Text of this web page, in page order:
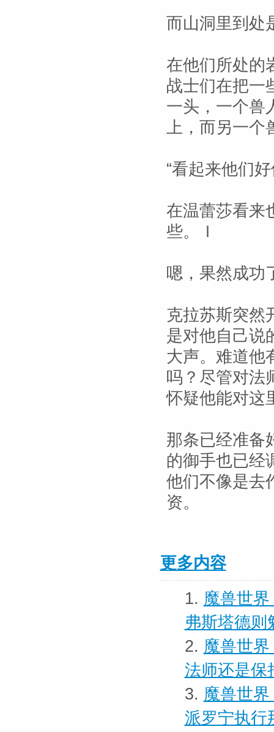
而山洞里到处
在他们所处的
战士们在把一
一头，一个兽
上，而另一个
“看起来他们
在温蕾莎看来
些。Ｉ
嗯，果然成
克拉苏斯突然
是对他自己说
大声。难道他
吗？尽管对法
怀疑他能对这
那条已经准备
的御手也已经
他们不像是去
资。
更多内容
1. 魔兽世
弗斯塔德则
2. 魔兽世
法师还是保
3. 魔兽世
派罗宁执行